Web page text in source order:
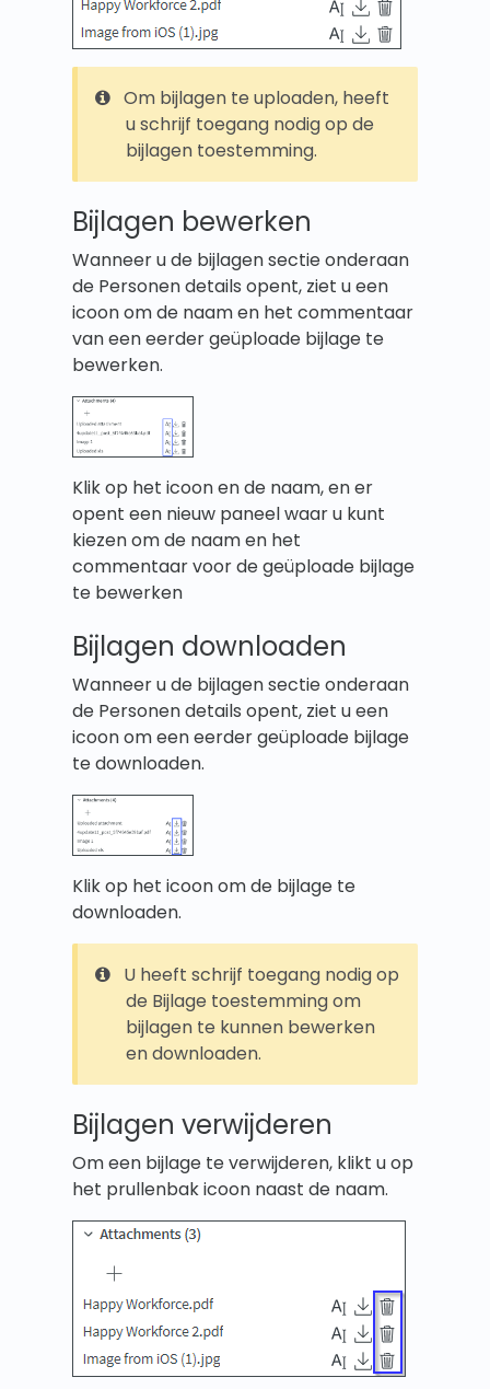
Om bijlagen te uploaden, heeft
u schrijf toegang nodig op de
bijlagen toestemming.
Bijlagen bewerken
Wanneer u de bijlagen sectie onderaan
de Personen details opent, ziet u een
icoon om de naam en het commentaar
van een eerder geüploade bijlage te
bewerken.
Klik op het icoon en de naam, en er
opent een nieuw paneel waar u kunt
kiezen om de naam en het
commentaar voor de geüploade bijlage
te bewerken
Bijlagen downloaden
Wanneer u de bijlagen sectie onderaan
de Personen details opent, ziet u een
icoon om een eerder geüploade bijlage
te downloaden.
Klik op het icoon om de bijlage te
downloaden.
U heeft schrijf toegang nodig op
de Bijlage toestemming om
bijlagen te kunnen bewerken
en downloaden.
Bijlagen verwijderen
Om een bijlage te verwijderen, klikt u op
het prullenbak icoon naast de naam.